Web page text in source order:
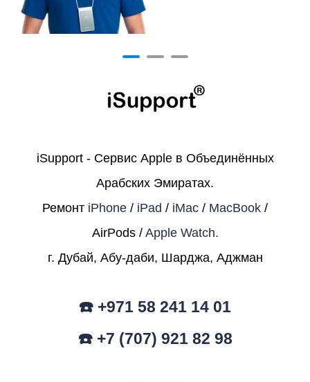
iSupport - Сервис Apple в Объединённых
Арабских Эмиратах.
Ремонт iPhone / iPad / iMac / MacBook /
AirPods / Apple Watch.
г. Дубай, Абу-даби, Шарджа, Аджман
☎️ +971 58 241 14 01
☎️ +7 (707) 921 82 98